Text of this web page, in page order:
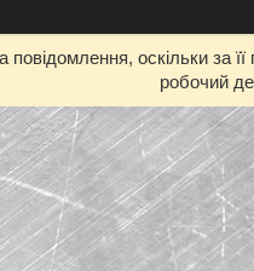
оскільки за
робочий